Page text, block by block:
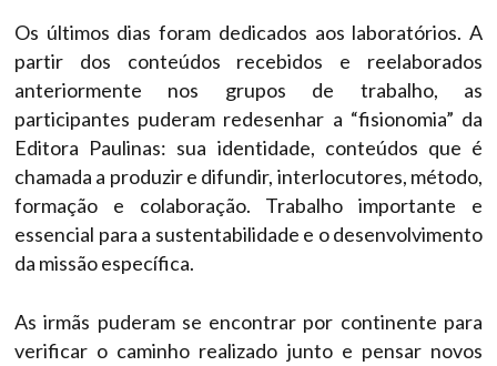
Os últimos dias foram dedicados aos laboratórios. A
partir dos conteúdos recebidos e reelaborados
anteriormente nos grupos de trabalho, as
participantes puderam redesenhar a “fisionomia” da
Editora Paulinas: sua identidade, conteúdos que é
chamada a produzir e difundir, interlocutores, método,
formação e colaboração. Trabalho importante e
essencial para a sustentabilidade e o desenvolvimento
da missão específica.
As irmãs puderam se encontrar por continente para
verificar o caminho realizado junto e pensar novos